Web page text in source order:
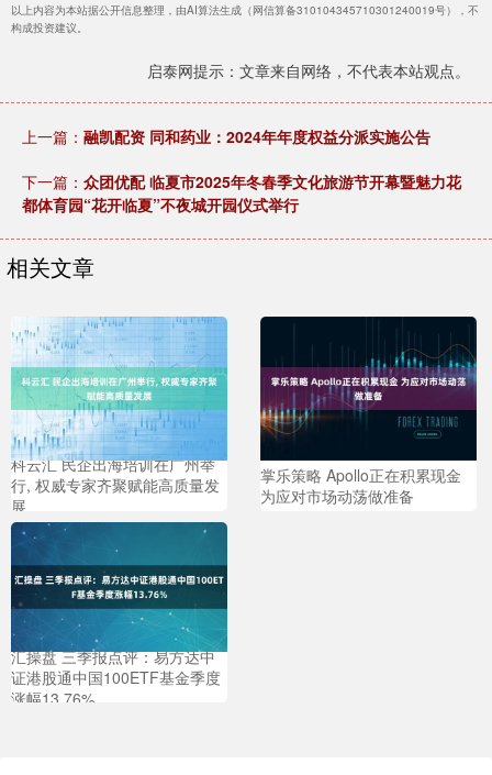
以上内容为本站据公开信息整理，由AI算法生成（网信算备310104345710301240019号），不
构成投资建议。
启泰网提示：文章来自网络，不代表本站观点。
上一篇： 融凯配资 同和药业：2024年年度权益分派实施公告
下一篇： 众团优配 临夏市2025年冬春季文化旅游节开幕暨魅力花
都体育园“花开临夏”不夜城开园仪式举行
相关文章
科云汇 民企出海培训在广州举
行, 权威专家齐聚赋能高质量发
展
掌乐策略 Apollo正在积累现金
为应对市场动荡做准备
汇操盘 三季报点评：易方达中
证港股通中国100ETF基金季度
涨幅13.76%